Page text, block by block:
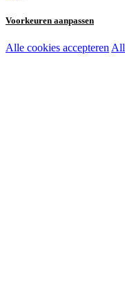
Voorkeuren aanpassen
Noodzakelijke
Alle cookies accepteren